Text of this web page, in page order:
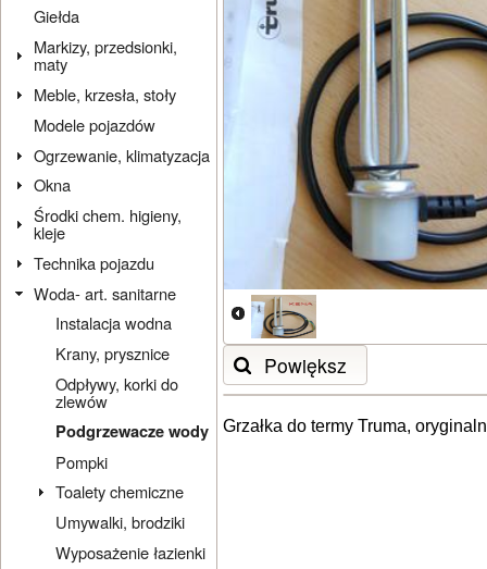
Giełda
Markizy, przedsionki,
maty
Meble, krzesła, stoły
Modele pojazdów
Ogrzewanie, klimatyzacja
Okna
Środki chem. higieny,
kleje
Technika pojazdu
Woda- art. sanitarne
Instalacja wodna
Krany, prysznice
Odpływy, korki do
zlewów
Podgrzewacze wody
Pompki
Toalety chemiczne
Umywalki, brodziki
Wyposażenie łazienki
Powiększ
Grzałka do termy Truma,